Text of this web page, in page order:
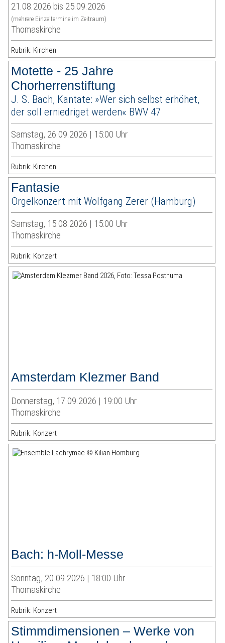
21.08.2026 bis 25.09.2026
(mehrere Einzeltermine im Zeitraum)
Thomaskirche
Rubrik: Kirchen
Motette - 25 Jahre
Chorherrenstiftung
J. S. Bach, Kantate: »Wer sich selbst erhöhet,
der soll erniedriget werden« BWV 47
Samstag, 26.09.2026 | 15:00 Uhr
Thomaskirche
Rubrik: Kirchen
Fantasie
Orgelkonzert mit Wolfgang Zerer (Hamburg)
Samstag, 15.08.2026 | 15:00 Uhr
Thomaskirche
Rubrik: Konzert
Amsterdam Klezmer Band
Donnerstag, 17.09.2026 | 19:00 Uhr
Thomaskirche
Rubrik: Konzert
Bach: h-Moll-Messe
Sonntag, 20.09.2026 | 18:00 Uhr
Thomaskirche
Rubrik: Konzert
Stimmdimensionen – Werke von